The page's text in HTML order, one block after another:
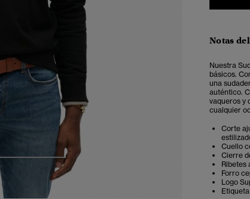
6
Notas
Nuestra
básicos.
una
auténtico.
vaqueros y
cualquier
Corte
Cuello
Cierre
Ribetes
Forro
Logo